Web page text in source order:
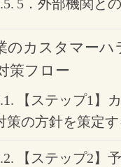
5．外部機関と
のカスタマーハ
策フロー
【ステップ1】
策の方針を策定す
【ステップ2】